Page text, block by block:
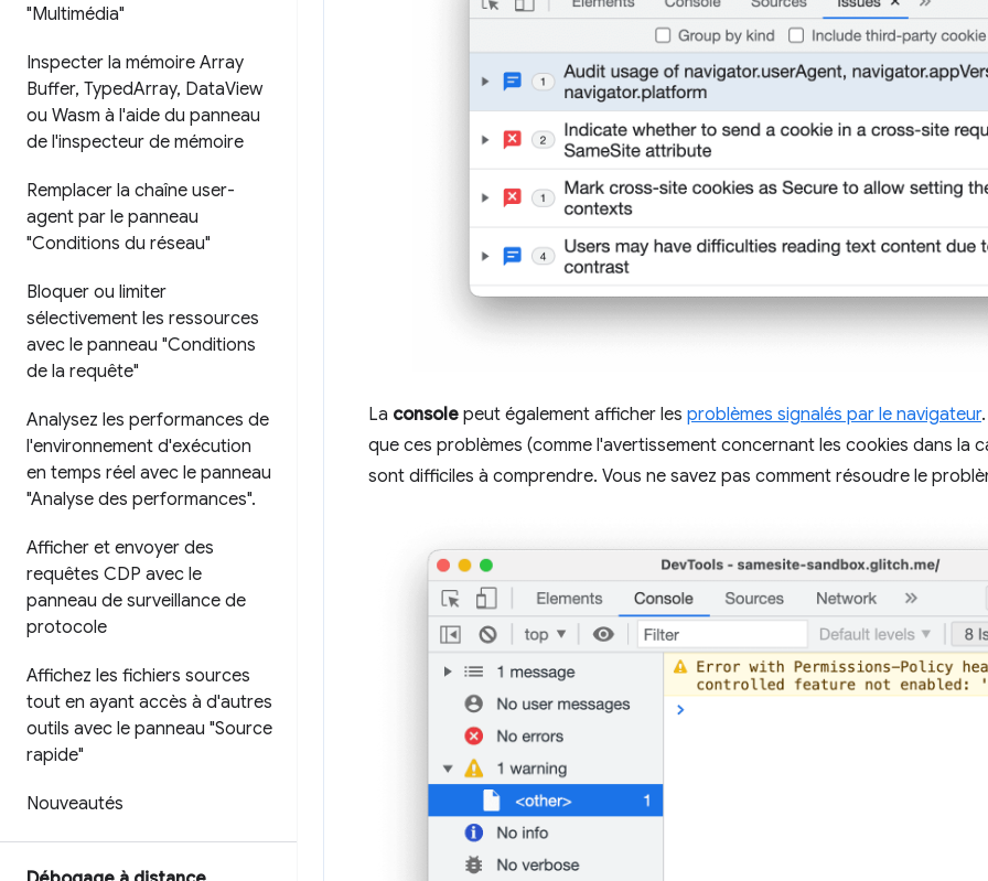
"Multimédia"
Inspecter la mémoire Array
Buffer, TypedArray, DataView
ou Wasm à l'aide du panneau
de l'inspecteur de mémoire
Remplacer la chaîne user-
agent par le panneau
"Conditions du réseau"
Bloquer ou limiter
sélectivement les ressources
avec le panneau "Conditions
de la requête"
Analysez les performances de
l'environnement d'exécution
en temps réel avec le panneau
"Analyse des performances".
Afficher et envoyer des
requêtes CDP avec le
panneau de surveillance de
protocole
Affichez les fichiers sources
tout en ayant accès à d'autres
outils avec le panneau "Source
rapide"
Nouveautés
La console peut également afficher les problèmes signalés par le navigateur
que ces problèmes (comme l'avertissement concernant les cookies dans la
sont difficiles à comprendre. Vous ne savez pas comment résoudre le